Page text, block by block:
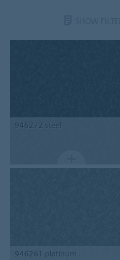
946272 steel
946261 platinum